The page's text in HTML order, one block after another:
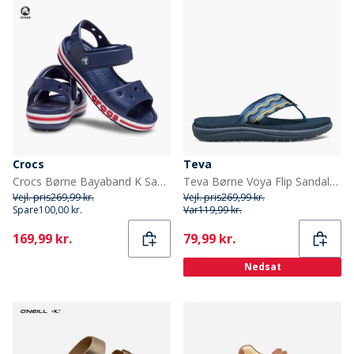
Crocs
Crocs Børne Bayaband K Sandaler Navy/Pepper
Vejl. pris269,99 kr.
Spare100,00 kr.
Current
169,99 kr.
Teva
Teva Børne Voya Flip Sandaler Kishi Dark Blue
Vejl. pris269,99 kr.
Var119,99 kr.
Current
79,99 kr.
Nedsat